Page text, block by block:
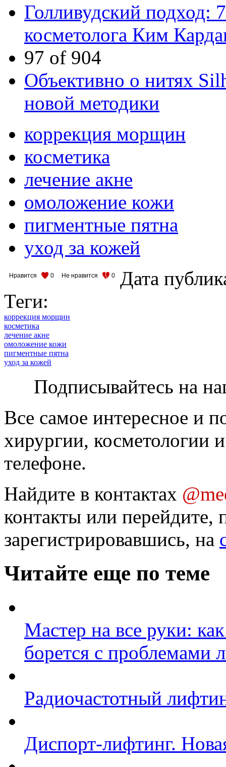
Голливудский подход:
косметолога Ким
97 of 904
Объективно о нитях
новой методики
коррекция морщин
косметика
лечение акне
омоложение кожи
пигментные пятна
уход за кожей
Нравится 0 Не нравится 0
Дата
Теги:
коррекция морщин
косметика
лечение акне
омоложение кожи
пигментные пятна
уход за кожей
Подписывайтесь на
Все самое интересное и
хирургии, косметологии
телефоне.
Найдите в контактах
контакты или перейдите,
зарегистрировавшись, на
Читайте еще по теме
Мастер на все руки:
борется с проблемами
Радиочастотный
Диспорт-лифтинг.